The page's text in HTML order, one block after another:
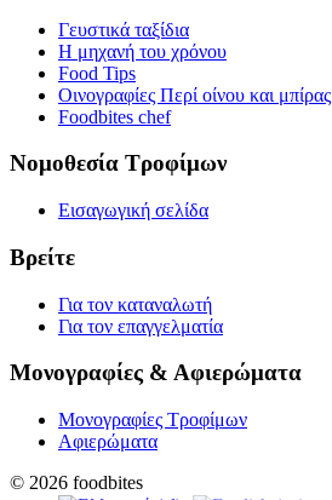
Γευστικά ταξίδια
Η μηχανή του χρόνου
Food Tips
Οινογραφίες Περί οίνου και μπίρας
Foodbites chef
Νομοθεσία Τροφίμων
Εισαγωγική σελίδα
Βρείτε
Για τον καταναλωτή
Για τον επαγγελματία
Μονογραφίες & Αφιερώματα
Μονογραφίες Τροφίμων
Αφιερώματα
© 2026 foodbites